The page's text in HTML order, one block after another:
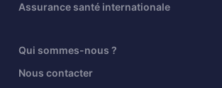
Assurance santé internationale
Qui sommes-nous ?
Nous contacter